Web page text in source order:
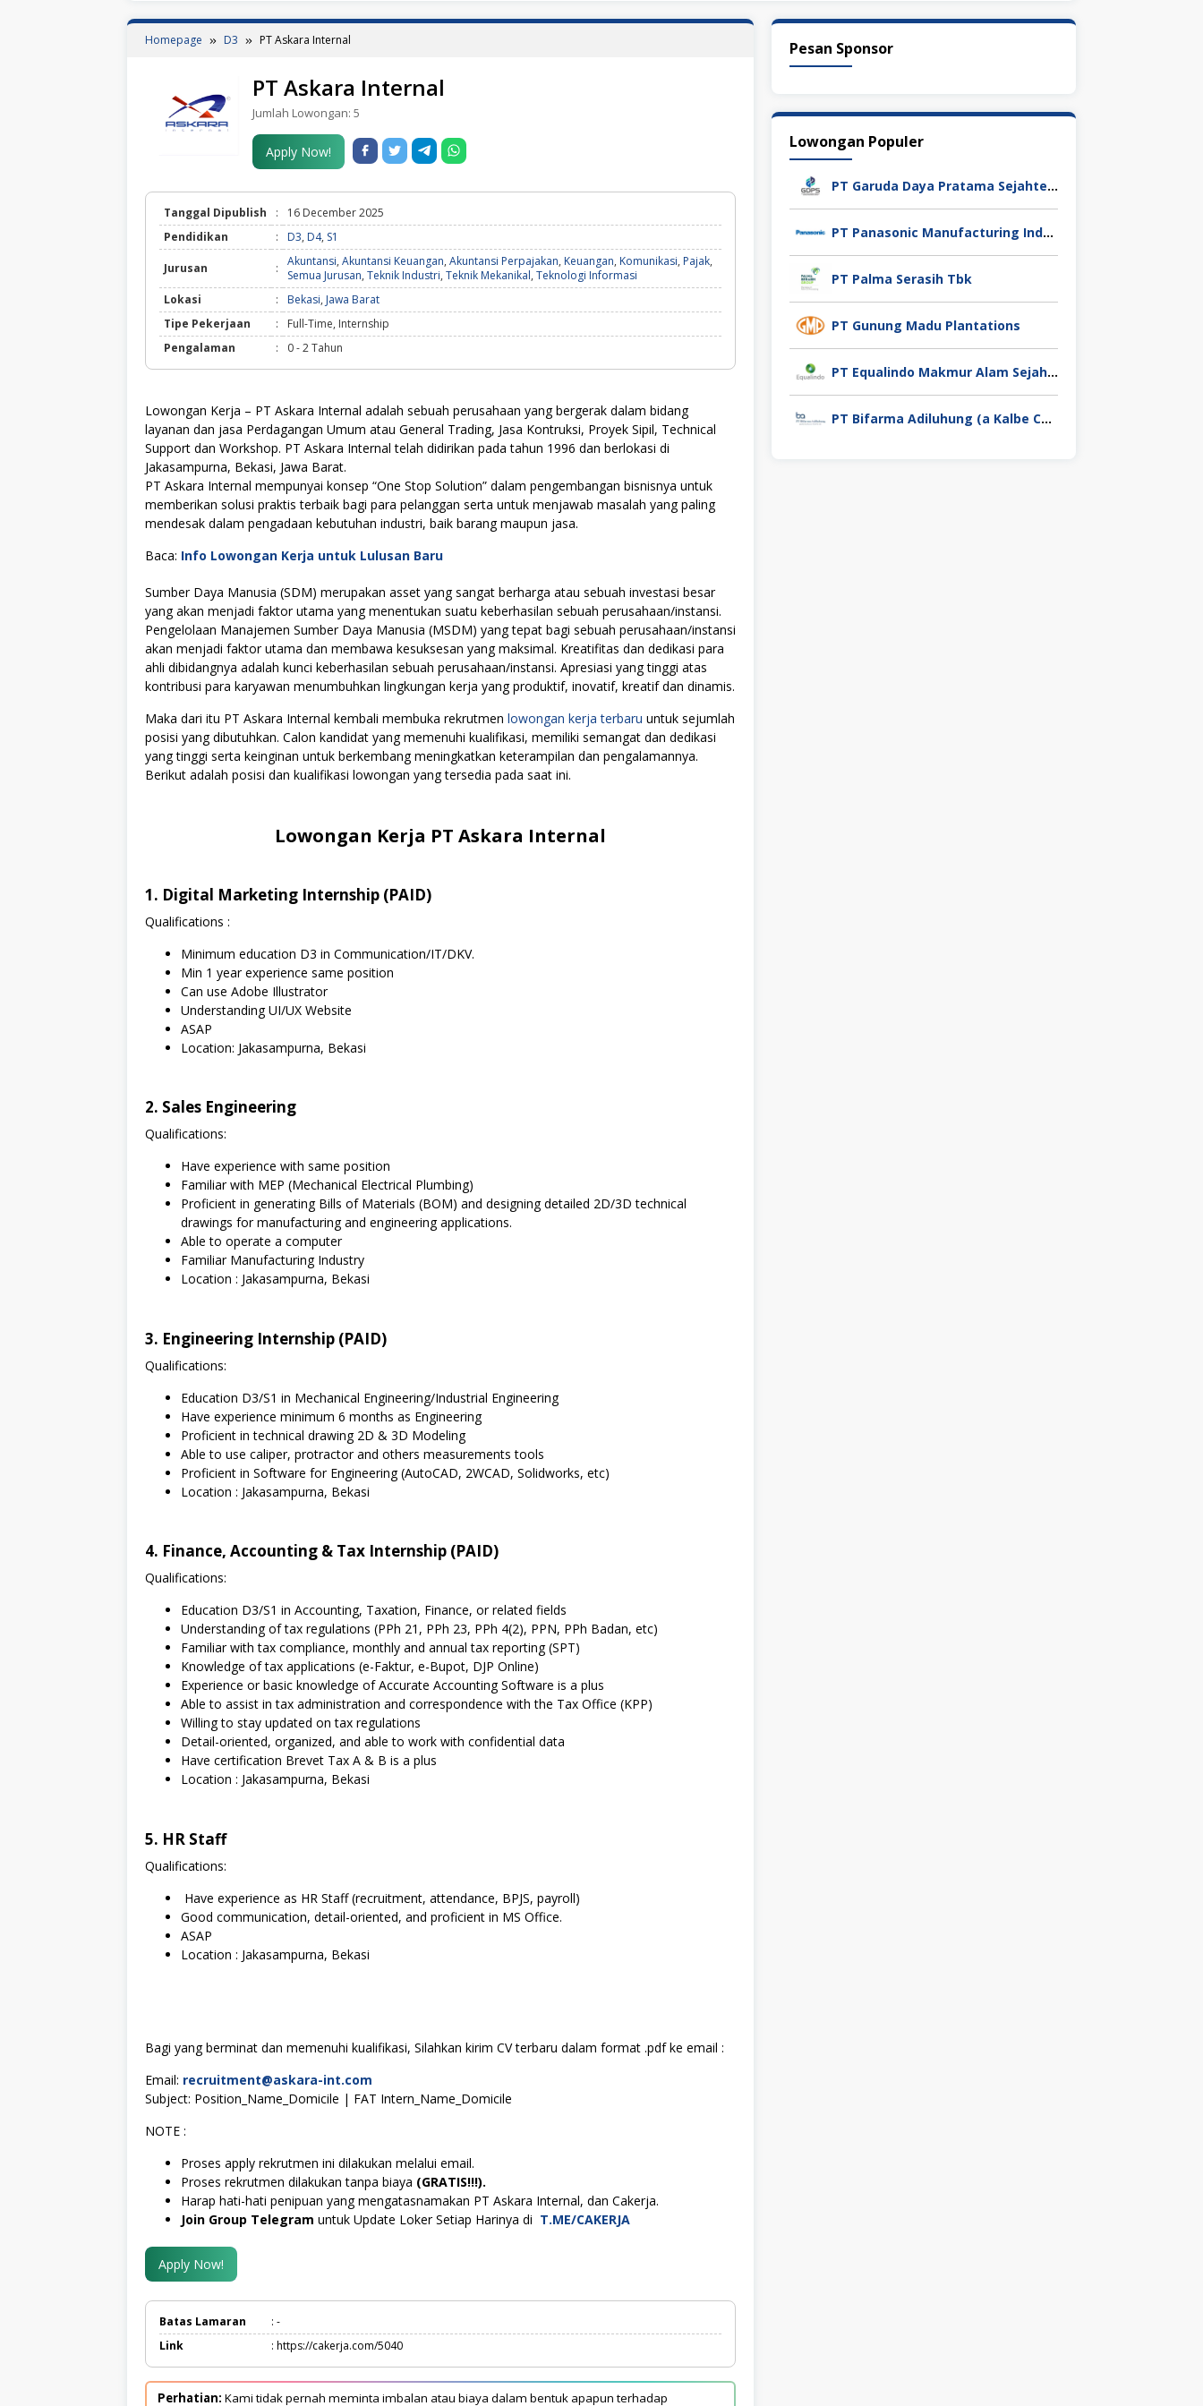
Homepage D3 PT Askara Internal
PT Askara Internal
Jumlah Lowongan: 5
Apply Now!
Tanggal Dipublish :
16 December 2025
Pendidikan
: D3, D4, S1
Jurusan : Akuntansi, Akuntansi Keuangan, Akuntansi Perpajakan, Keuangan, Komunikasi, Pajak,
Semua Jurusan, Teknik Industri, Teknik Mekanikal, Teknologi Informasi
Lokasi
: Bekasi, Jawa Barat
Tipe Pekerjaan
:
Full-Time, Internship
Pengalaman
: 0 - 2 Tahun
Lowongan Kerja – PT Askara Internal adalah sebuah perusahaan yang bergerak dalam bidang
layanan dan jasa Perdagangan Umum atau General Trading, Jasa Kontruksi, Proyek Sipil, Technical
Support dan Workshop. PT Askara Internal telah didirikan pada tahun 1996 dan berlokasi di
Jakasampurna, Bekasi, Jawa Barat.
PT Askara Internal mempunyai konsep “One Stop Solution” dalam pengembangan bisnisnya untuk
memberikan solusi praktis terbaik bagi para pelanggan serta untuk menjawab masalah yang paling
mendesak dalam pengadaan kebutuhan industri, baik barang maupun jasa.
Baca: Info Lowongan Kerja untuk Lulusan Baru
Sumber Daya Manusia (SDM) merupakan asset yang sangat berharga atau sebuah investasi besar
yang akan menjadi faktor utama yang menentukan suatu keberhasilan sebuah perusahaan/instansi.
Pengelolaan Manajemen Sumber Daya Manusia (MSDM) yang tepat bagi sebuah perusahaan/instansi
akan menjadi faktor utama dan membawa kesuksesan yang maksimal. Kreatifitas dan dedikasi para
ahli dibidangnya adalah kunci keberhasilan sebuah perusahaan/instansi. Apresiasi yang tinggi atas
kontribusi para karyawan menumbuhkan lingkungan kerja yang produktif, inovatif, kreatif dan dinamis.
Maka dari itu PT Askara Internal kembali membuka rekrutmen lowongan kerja terbaru untuk sejumlah
posisi yang dibutuhkan. Calon kandidat yang memenuhi kualifikasi, memiliki semangat dan dedikasi
yang tinggi serta keinginan untuk berkembang meningkatkan keterampilan dan pengalamannya.
Berikut adalah posisi dan kualifikasi lowongan yang tersedia pada saat ini.
Lowongan Kerja PT Askara Internal
1. Digital Marketing Internship (PAID)
Qualifications :
Minimum education D3 in Communication/IT/DKV.
Min 1 year experience same position
Can use Adobe Illustrator
Understanding UI/UX Website
ASAP
Location: Jakasampurna, Bekasi
2. Sales Engineering
Qualifications:
Have experience with same position
Familiar with MEP (Mechanical Electrical Plumbing)
Proficient in generating Bills of Materials (BOM) and designing detailed 2D/3D technical
drawings for manufacturing and engineering applications.
Able to operate a computer
Familiar Manufacturing Industry
Location : Jakasampurna, Bekasi
3. Engineering Internship (PAID)
Qualifications:
Education D3/S1 in Mechanical Engineering/Industrial Engineering
Have experience minimum 6 months as Engineering
Proficient in technical drawing 2D & 3D Modeling
Able to use caliper, protractor and others measurements tools
Proficient in Software for Engineering (AutoCAD, 2WCAD, Solidworks, etc)
Location : Jakasampurna, Bekasi
4. Finance, Accounting & Tax Internship (PAID)
Qualifications:
Education D3/S1 in Accounting, Taxation, Finance, or related fields
Understanding of tax regulations (PPh 21, PPh 23, PPh 4(2), PPN, PPh Badan, etc)
Familiar with tax compliance, monthly and annual tax reporting (SPT)
Knowledge of tax applications (e-Faktur, e-Bupot, DJP Online)
Experience or basic knowledge of Accurate Accounting Software is a plus
Able to assist in tax administration and correspondence with the Tax Office (KPP)
Willing to stay updated on tax regulations
Detail-oriented, organized, and able to work with confidential data
Have certification Brevet Tax A & B is a plus
Location : Jakasampurna, Bekasi
5. HR Staff
Qualifications:
Have experience as HR Staff (recruitment, attendance, BPJS, payroll)
Good communication, detail-oriented, and proficient in MS Office.
ASAP
Location : Jakasampurna, Bekasi
Bagi yang berminat dan memenuhi kualifikasi, Silahkan kirim CV terbaru dalam format .pdf ke email :
Email: recruitment@askara-int.com
Subject: Position_Name_Domicile | FAT Intern_Name_Domicile
NOTE :
Proses apply rekrutmen ini dilakukan melalui email.
Proses rekrutmen dilakukan tanpa biaya (GRATIS!!!).
Harap hati-hati penipuan yang mengatasnamakan PT Askara Internal, dan Cakerja.
Join Group Telegram untuk Update Loker Setiap Harinya di T.ME/CAKERJA
Apply Now!
Batas Lamaran
: -
Link
: https://cakerja.com/5040
Perhatian: Kami tidak pernah meminta imbalan atau biaya dalam bentuk apapun terhadap
Pesan Sponsor
Lowongan Populer
PT Garuda Daya Pratama Sejahtera
PT Panasonic Manufacturing Indonesia
PT Palma Serasih Tbk
PT Gunung Madu Plantations
PT Equalindo Makmur Alam Sejahtera (Equalindo Group)
PT Bifarma Adiluhung (a Kalbe Company)